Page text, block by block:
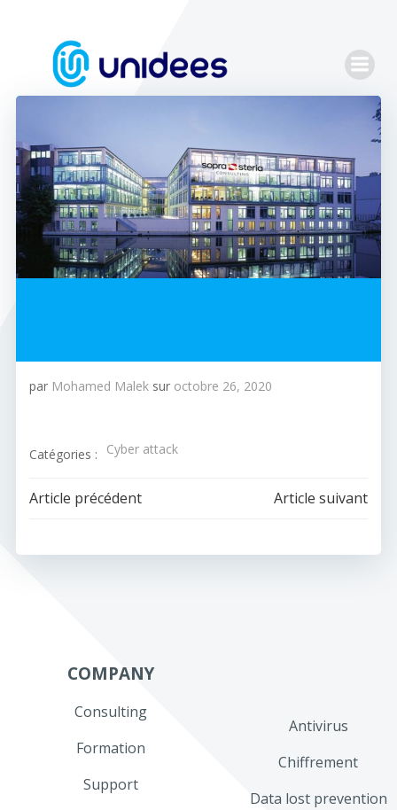
contenu
par Mohamed Malek sur octobre 26, 2020
Catégories : Cyber attack
Navigation
de
Article précédent
Navigation
de
Article suivant
COMPANY
Consulting
Formation
Support
Antivirus
Chiffrement
Data lost prevention